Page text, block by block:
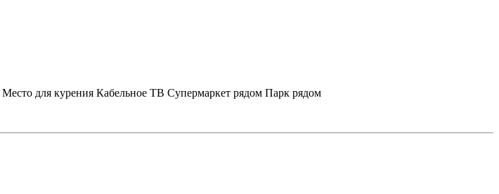
Место для курения Кабельное ТВ Супермаркет рядом Парк рядом